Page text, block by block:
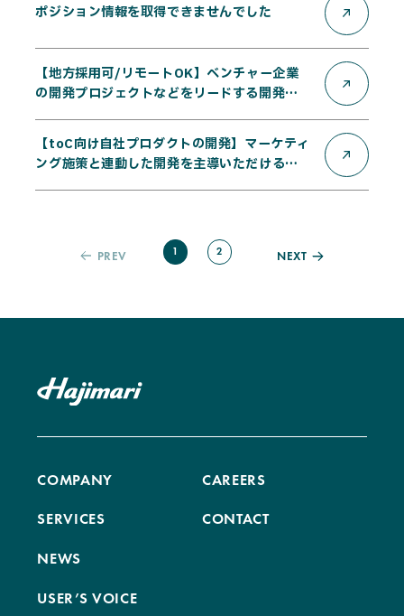
ポジション情報を取得できませんでした
【地方採用可/リモートOK】ベンチャー企業
の開発プロジェクトなどをリードする開発エ
【toC向け自社プロダクトの開発】マーケティ
ング施策と連動した開発を主導いただける
PREV 1 2 NEXT
COMPANY
SERVICES
NEWS
USER’S VOICE
CAREERS
CONTACT